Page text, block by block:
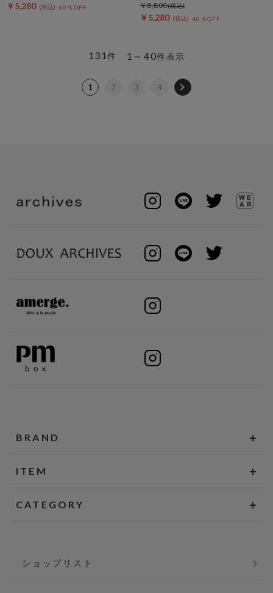
￥5,280 60％OFF
￥5,280 40％OFF
￥8,800
1～40件表示
131件
1 2 3 4
BRAND
ITEM
CATEGORY
ショップリスト